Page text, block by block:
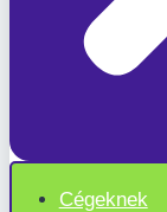
Cégeknek